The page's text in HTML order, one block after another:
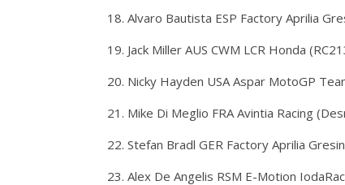
18. Alvaro Bautista ESP Factory Aprilia
19. Jack Miller AUS CWM LCR Honda
20. Nicky Hayden USA Aspar MotoGP
21. Mike Di Meglio FRA Avintia Racing
22. Stefan Bradl GER Factory Aprilia
23. Alex De Angelis RSM E-Motion